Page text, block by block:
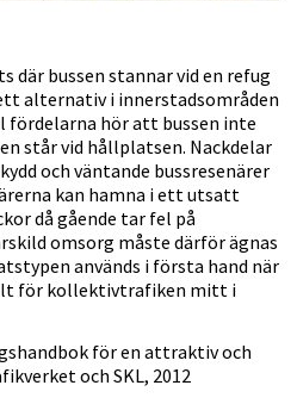
bussen stannar vid en refug
alternativ i innerstadsområden
hör att bussen inte
står vid hållplatsen. Nackdelar
och väntande bussresenärer
kan hamna i ett utsatt
då gående tar fel på
omsorg måste därför ägnas
används i första hand när
för kollektivtrafiken mitt i
för en attraktiv och
och SKL, 2012